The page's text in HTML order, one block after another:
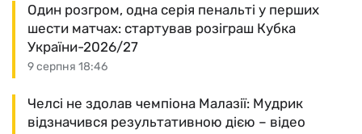
9 серпня 18:46
Один розгром, одна серія пенальті у перших
шести матчах: стартував розіграш Кубка
України-2026/27
Челсі не здолав чемпіона Малазії: Мудрик
відзначився результативною дією – відео